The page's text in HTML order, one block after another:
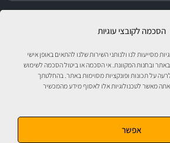
הסכמה לקובצי עוגיות
מסייעות לנו ולנותני השירות שלנו להתאים באופן אישי
ובחנות המקוונת. אי הסכמה או ביטול הסכמה לשימוש
על תכונות ופונקציות מסוימות באתר. בהחלטתך
מאשר לטכנולוגיות אלו לאסוף מידע מהמכשיר
אפשר